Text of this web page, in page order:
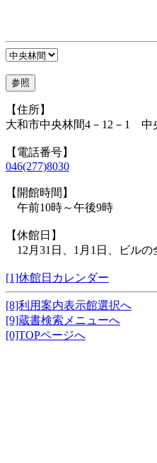
【住所】
大和市中央林間4－12－1 中
【電話番号】
046(277)8030
【開館時間】
午前10時～午後9時
【休館日】
12月31日、1月1日、ビルの
[1]休館日カレンダー
[8]利用案内表示館選択へ
[9]蔵書検索メニューへ
[0]TOPページへ